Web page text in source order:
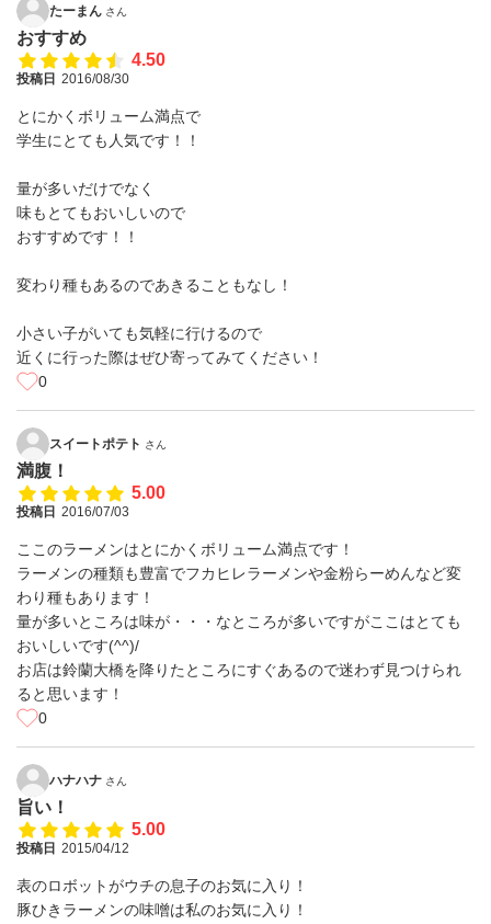
たーまん さん
おすすめ
4.50
投稿日 2016/08/30
とにかくボリューム満点で
学生にとても人気です！！
量が多いだけでなく
味もとてもおいしいので
おすすめです！！
変わり種もあるのであきることもなし！
小さい子がいても気軽に行けるので
近くに行った際はぜひ寄ってみてください！
0
スイートポテト さん
満腹！
5.00
投稿日 2016/07/03
ここのラーメンはとにかくボリューム満点です！
ラーメンの種類も豊富でフカヒレラーメンや金粉らーめんなど変
わり種もあります！
量が多いところは味が・・・なところが多いですがここはとても
おいしいです(^^)/
お店は鈴蘭大橋を降りたところにすぐあるので迷わず見つけられ
ると思います！
0
ハナハナ さん
旨い！
5.00
投稿日 2015/04/12
表のロボットがウチの息子のお気に入り！
豚ひきラーメンの味噌は私のお気に入り！